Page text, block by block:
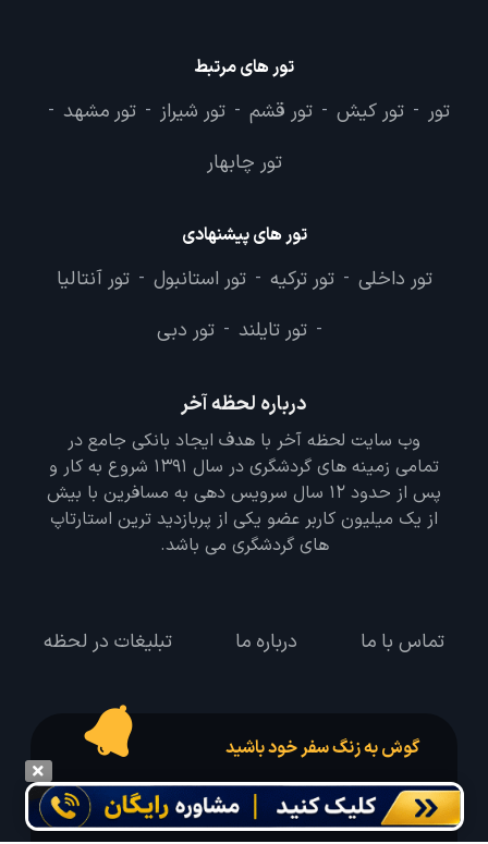
تور های مرتبط
تور - تور کیش - تور قشم - تور شیراز - تور مشهد -
تور چابهار
تور های پیشنهادی
تور داخلی - تور ترکیه - تور استانبول - تور آنتالیا
- تور تایلند - تور دبی
درباره لحظه آخر
وب سایت لحظه آخر با هدف ایجاد بانکی جامع در
تمامی زمینه های گردشگری در سال 1391 شروع به کار و
پس از حدود 12 سال سرویس دهی به مسافرین با بیش
از یک میلیون کاربر عضو یکی از پربازدید ترین استارتاپ
های گردشگری می باشد.
تماس با ما درباره ما تبلیغات در لحظه
گوش به زنگ سفر خود باشید
درخواست سفر خود را در مدت زمان دلخواه ثبت و پیامک بهترین آفر مربوط به تور
درخواستی خود را دریافت نمایید